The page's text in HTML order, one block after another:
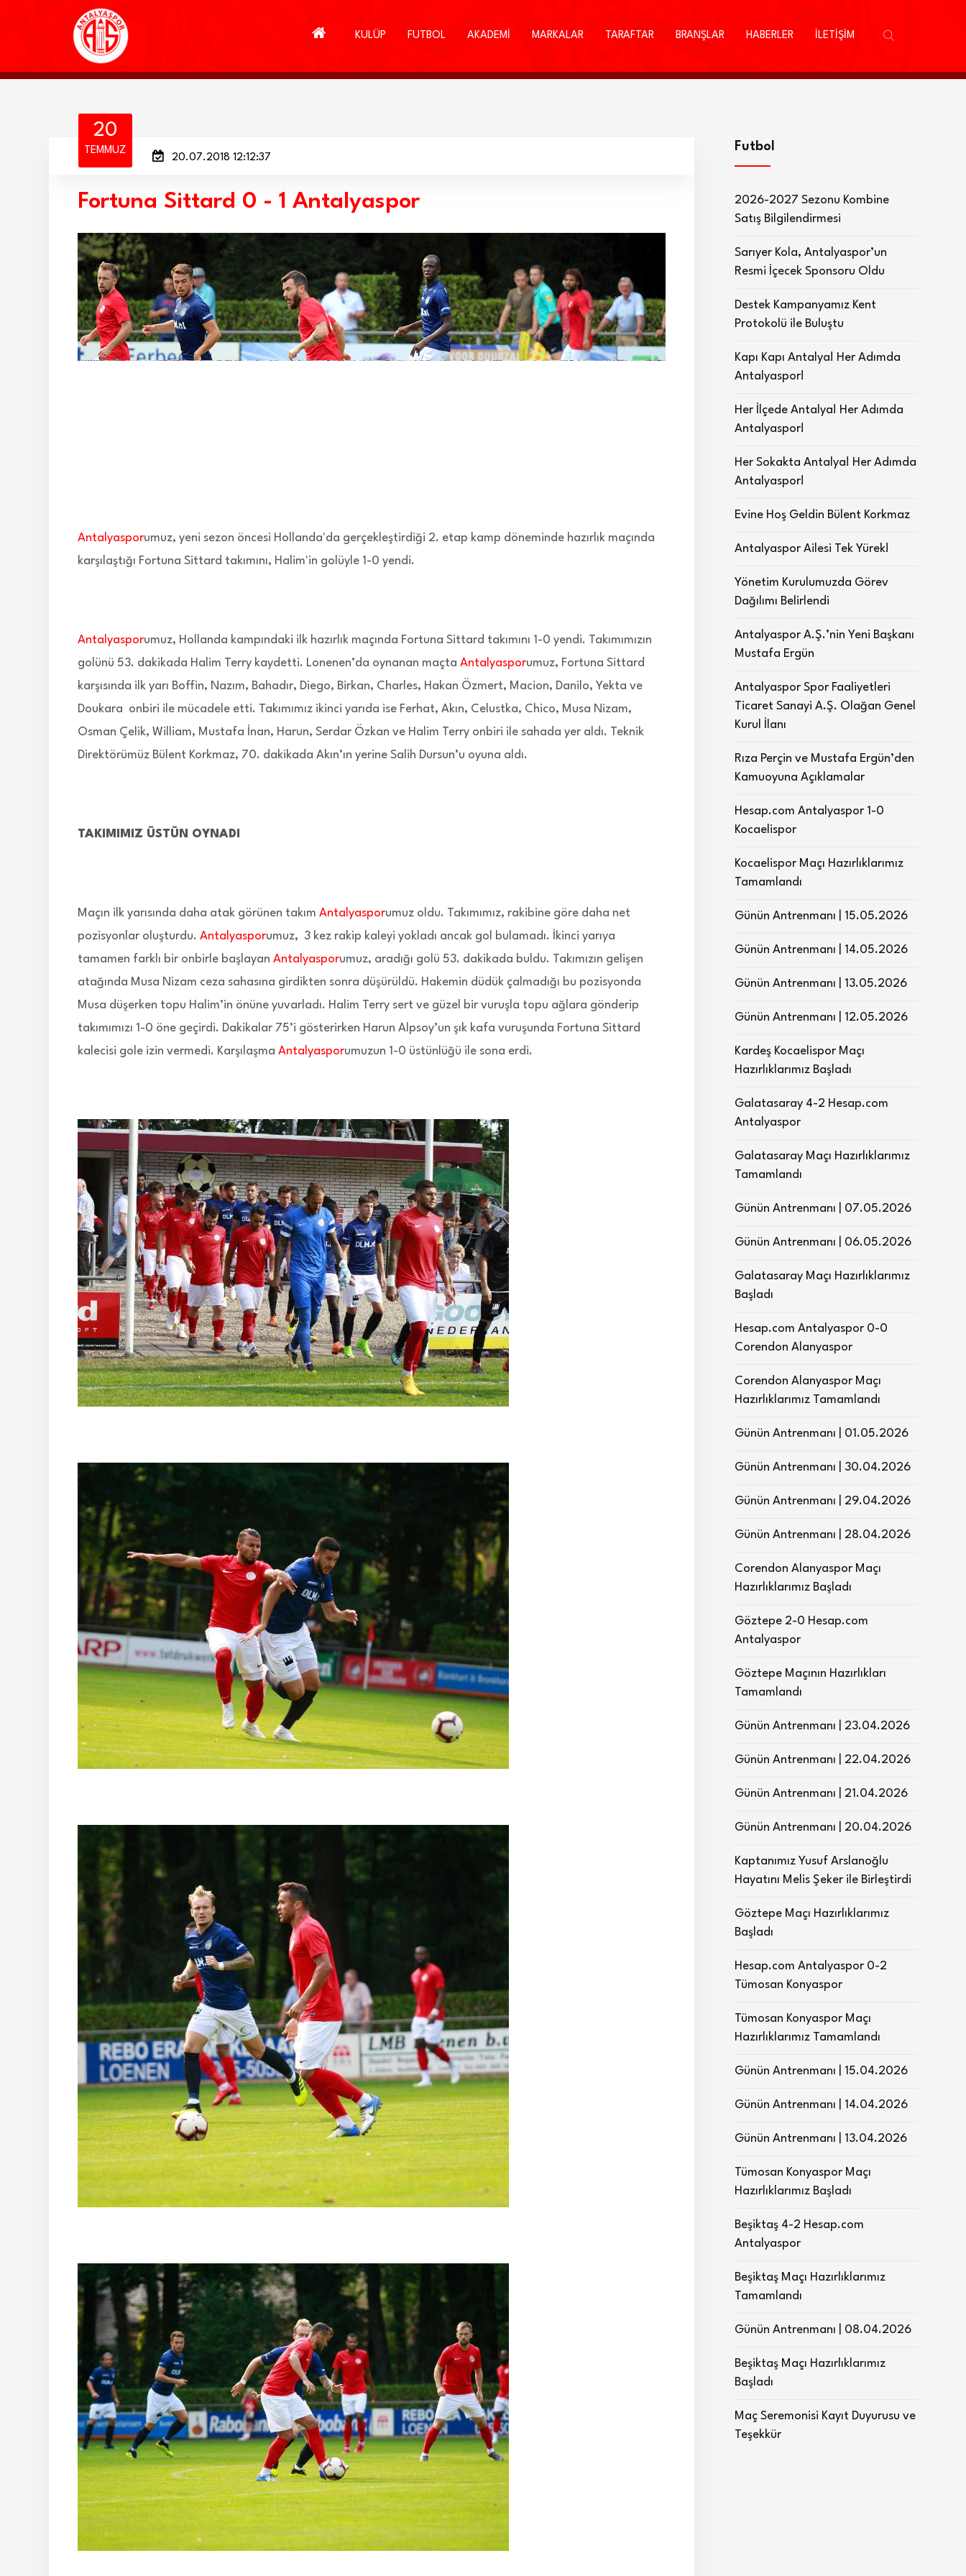
KULÜP FUTBOL AKADEMİ MARKALAR TARAFTAR BRANŞLAR HABERLER İLETİŞİM
20
TEMMUZ
20.07.2018 12:12:37
Fortuna Sittard 0 - 1 Antalyaspor
Antalyasporumuz, yeni sezon öncesi Hollanda'da gerçekleştirdiği 2. etap kamp döneminde hazırlık maçında
karşılaştığı Fortuna Sittard takımını, Halim'in golüyle 1-0 yendi.
Antalyasporumuz, Hollanda kampındaki ilk hazırlık maçında Fortuna Sittard takımını 1-0 yendi. Takımımızın
golünü 53. dakikada Halim Terry kaydetti. Lonenen’da oynanan maçta Antalyasporumuz, Fortuna Sittard
karşısında ilk yarı Boffin, Nazım, Bahadır, Diego, Birkan, Charles, Hakan Özmert, Macion, Danilo, Yekta ve
Doukara onbiri ile mücadele etti. Takımımız ikinci yarıda ise Ferhat, Akın, Celustka, Chico, Musa Nizam,
Osman Çelik, William, Mustafa İnan, Harun, Serdar Özkan ve Halim Terry onbiri ile sahada yer aldı. Teknik
Direktörümüz Bülent Korkmaz, 70. dakikada Akın’ın yerine Salih Dursun’u oyuna aldı.
TAKIMIMIZ ÜSTÜN OYNADI
Maçın ilk yarısında daha atak görünen takım Antalyasporumuz oldu. Takımımız, rakibine göre daha net
pozisyonlar oluşturdu. Antalyasporumuz, 3 kez rakip kaleyi yokladı ancak gol bulamadı. İkinci yarıya
tamamen farklı bir onbirle başlayan Antalyasporumuz, aradığı golü 53. dakikada buldu. Takımızın gelişen
atağında Musa Nizam ceza sahasına girdikten sonra düşürüldü. Hakemin düdük çalmadığı bu pozisyonda
Musa düşerken topu Halim’in önüne yuvarladı. Halim Terry sert ve güzel bir vuruşla topu ağlara gönderip
takımımızı 1-0 öne geçirdi. Dakikalar 75’i gösterirken Harun Alpsoy’un şık kafa vuruşunda Fortuna Sittard
kalecisi gole izin vermedi. Karşılaşma Antalyasporumuzun 1-0 üstünlüğü ile sona erdi.
Futbol
2026-2027 Sezonu Kombine
Satış Bilgilendirmesi
Sarıyer Kola, Antalyaspor’un
Resmi İçecek Sponsoru Oldu
Destek Kampanyamız Kent
Protokolü ile Buluştu
Kapı Kapı Antalya! Her Adımda
Antalyaspor!
Her İlçede Antalya! Her Adımda
Antalyaspor!
Her Sokakta Antalya! Her Adımda
Antalyaspor!
Evine Hoş Geldin Bülent Korkmaz
Antalyaspor Ailesi Tek Yürek!
Yönetim Kurulumuzda Görev
Dağılımı Belirlendi
Antalyaspor A.Ş.’nin Yeni Başkanı
Mustafa Ergün
Antalyaspor Spor Faaliyetleri
Ticaret Sanayi A.Ş. Olağan Genel
Kurul İlanı
Rıza Perçin ve Mustafa Ergün’den
Kamuoyuna Açıklamalar
Hesap.com Antalyaspor 1-0
Kocaelispor
Kocaelispor Maçı Hazırlıklarımız
Tamamlandı
Günün Antrenmanı | 15.05.2026
Günün Antrenmanı | 14.05.2026
Günün Antrenmanı | 13.05.2026
Günün Antrenmanı | 12.05.2026
Kardeş Kocaelispor Maçı
Hazırlıklarımız Başladı
Galatasaray 4-2 Hesap.com
Antalyaspor
Galatasaray Maçı Hazırlıklarımız
Tamamlandı
Günün Antrenmanı | 07.05.2026
Günün Antrenmanı | 06.05.2026
Galatasaray Maçı Hazırlıklarımız
Başladı
Hesap.com Antalyaspor 0-0
Corendon Alanyaspor
Corendon Alanyaspor Maçı
Hazırlıklarımız Tamamlandı
Günün Antrenmanı | 01.05.2026
Günün Antrenmanı | 30.04.2026
Günün Antrenmanı | 29.04.2026
Günün Antrenmanı | 28.04.2026
Corendon Alanyaspor Maçı
Hazırlıklarımız Başladı
Göztepe 2-0 Hesap.com
Antalyaspor
Göztepe Maçının Hazırlıkları
Tamamlandı
Günün Antrenmanı | 23.04.2026
Günün Antrenmanı | 22.04.2026
Günün Antrenmanı | 21.04.2026
Günün Antrenmanı | 20.04.2026
Kaptanımız Yusuf Arslanoğlu
Hayatını Melis Şeker ile Birleştirdi
Göztepe Maçı Hazırlıklarımız
Başladı
Hesap.com Antalyaspor 0-2
Tümosan Konyaspor
Tümosan Konyaspor Maçı
Hazırlıklarımız Tamamlandı
Günün Antrenmanı | 15.04.2026
Günün Antrenmanı | 14.04.2026
Günün Antrenmanı | 13.04.2026
Tümosan Konyaspor Maçı
Hazırlıklarımız Başladı
Beşiktaş 4-2 Hesap.com
Antalyaspor
Beşiktaş Maçı Hazırlıklarımız
Tamamlandı
Günün Antrenmanı | 08.04.2026
Beşiktaş Maçı Hazırlıklarımız
Başladı
Maç Seremonisi Kayıt Duyurusu ve
Teşekkür